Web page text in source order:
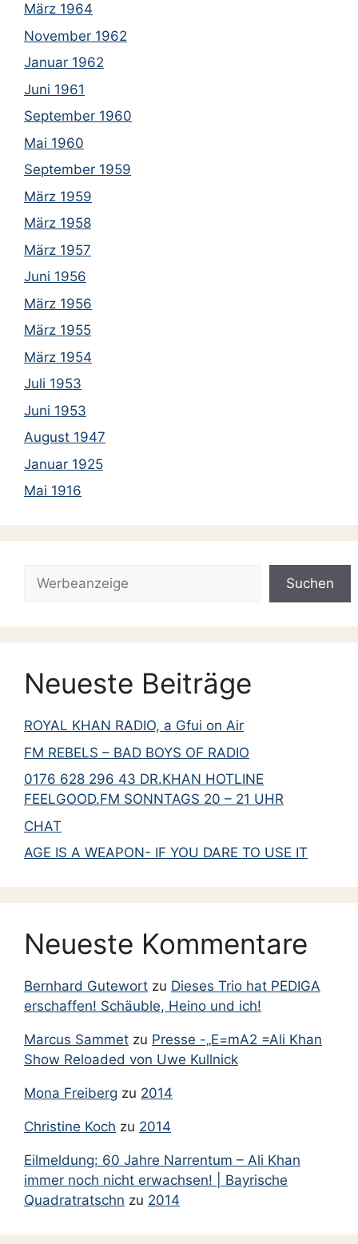
März 1964
November 1962
Januar 1962
Juni 1961
September 1960
Mai 1960
September 1959
März 1959
März 1958
März 1957
Juni 1956
März 1956
März 1955
März 1954
Juli 1953
Juni 1953
August 1947
Januar 1925
Mai 1916
Suchen
Suchen
Neueste Beiträge
ROYAL KHAN RADIO, a Gfui on Air
FM REBELS – BAD BOYS OF RADIO
0176 628 296 43 DR.KHAN HOTLINE
FEELGOOD.FM SONNTAGS 20 – 21 UHR
CHAT
AGE IS A WEAPON- IF YOU DARE TO USE IT
Neueste Kommentare
Bernhard Gutewort zu Dieses Trio hat PEDIGA
erschaffen! Schäuble, Heino und ich!
Marcus Sammet zu Presse -„E=mA2 =Ali Khan
Show Reloaded von Uwe Kullnick
Mona Freiberg zu 2014
Christine Koch zu 2014
Eilmeldung: 60 Jahre Narrentum – Ali Khan
immer noch nicht erwachsen! | Bayrische
Quadratratschn zu 2014